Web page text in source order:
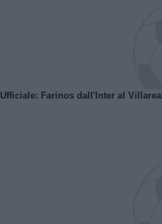
Ufficiale: Farinos dall'Inter al Villareal